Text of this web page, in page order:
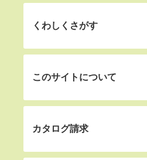
くわしくさがす
このサイトについて
カタログ請求